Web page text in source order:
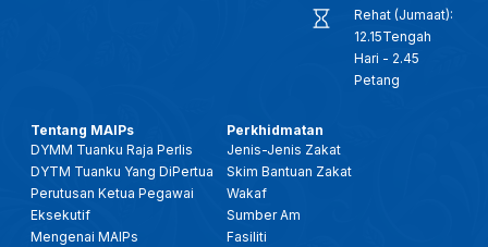
Rehat (Jumaat):
12.15Tengah
Hari - 2.45
Petang
Tentang MAIPs
DYMM Tuanku Raja Perlis
DYTM Tuanku Yang DiPertua
Perutusan Ketua Pegawai
Eksekutif
Mengenai MAIPs
Perkhidmatan
Jenis-Jenis Zakat
Skim Bantuan Zakat
Wakaf
Sumber Am
Fasiliti